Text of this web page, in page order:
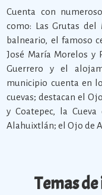
Cuenta con
como: Las Grutas
balneario, el famoso
José María Morelos y
Guerrero y el
municipio cuenta en
cuevas; destacan el
y Coatepec, la
Alahuixtlán; el Ojo de
Temas